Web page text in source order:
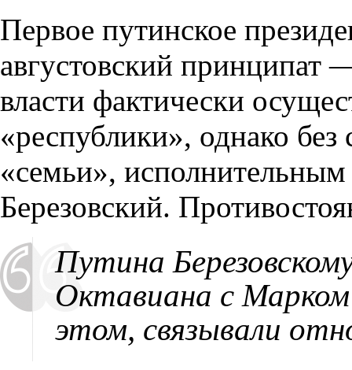
Первое путинское
августовский принципат
власти фактически
«республики», однако
«семьи», исполнительным
Березовский.
Путина
Октавиана с
этом, связывали